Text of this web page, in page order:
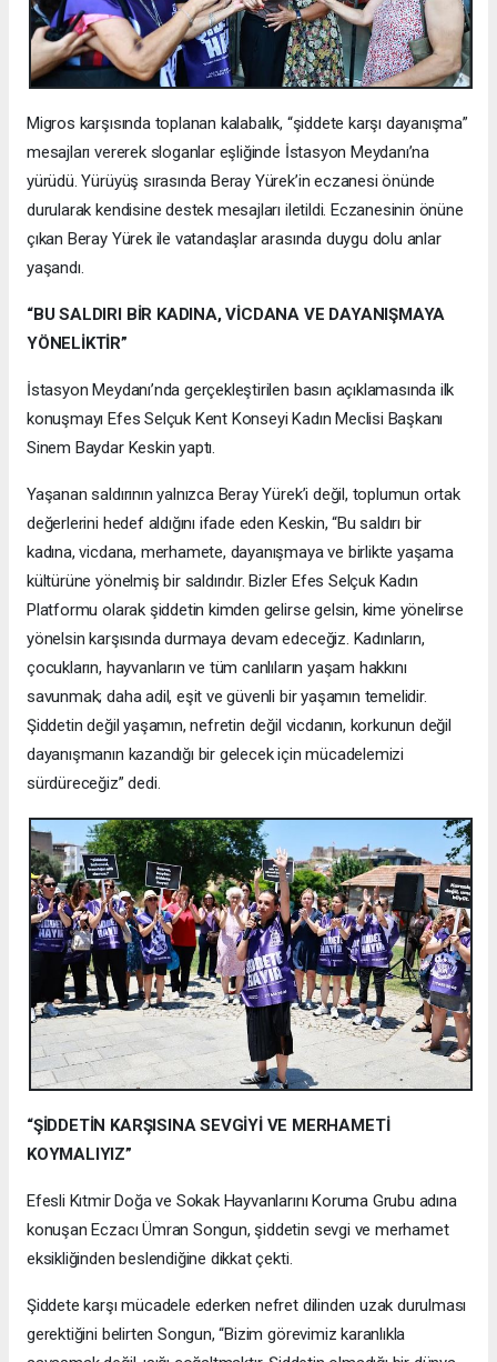
Migros karşısında toplanan kalabalık, “şiddete karşı dayanışma”
mesajları vererek sloganlar eşliğinde İstasyon Meydanı’na
yürüdü. Yürüyüş sırasında Beray Yürek’in eczanesi önünde
durularak kendisine destek mesajları iletildi. Eczanesinin önüne
çıkan Beray Yürek ile vatandaşlar arasında duygu dolu anlar
yaşandı.
“BU SALDIRI BİR KADINA, VİCDANA VE DAYANIŞMAYA
YÖNELİKTİR”
İstasyon Meydanı’nda gerçekleştirilen basın açıklamasında ilk
konuşmayı Efes Selçuk Kent Konseyi Kadın Meclisi Başkanı
Sinem Baydar Keskin yaptı.
Yaşanan saldırının yalnızca Beray Yürek’i değil, toplumun ortak
değerlerini hedef aldığını ifade eden Keskin, “Bu saldırı bir
kadına, vicdana, merhamete, dayanışmaya ve birlikte yaşama
kültürüne yönelmiş bir saldırıdır. Bizler Efes Selçuk Kadın
Platformu olarak şiddetin kimden gelirse gelsin, kime yönelirse
yönelsin karşısında durmaya devam edeceğiz. Kadınların,
çocukların, hayvanların ve tüm canlıların yaşam hakkını
savunmak; daha adil, eşit ve güvenli bir yaşamın temelidir.
Şiddetin değil yaşamın, nefretin değil vicdanın, korkunun değil
dayanışmanın kazandığı bir gelecek için mücadelemizi
sürdüreceğiz” dedi.
“ŞİDDETİN KARŞISINA SEVGİYİ VE MERHAMETİ
KOYMALIYIZ”
Efesli Kıtmir Doğa ve Sokak Hayvanlarını Koruma Grubu adına
konuşan Eczacı Ümran Songun, şiddetin sevgi ve merhamet
eksikliğinden beslendiğine dikkat çekti.
Şiddete karşı mücadele ederken nefret dilinden uzak durulması
gerektiğini belirten Songun, “Bizim görevimiz karanlıkla